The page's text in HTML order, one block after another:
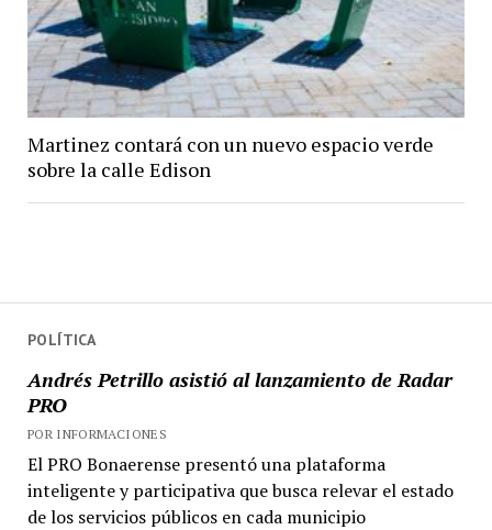
POLÍTICA
Andrés Petrillo asistió al lanzamiento de Radar
PRO
POR INFORMACIONES
El PRO Bonaerense presentó una plataforma
inteligente y participativa que busca relevar el estado
de los servicios públicos en cada municipio
Martinez contará con un nuevo espacio verde
sobre la calle Edison